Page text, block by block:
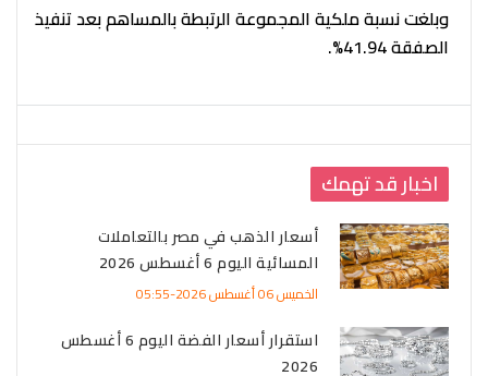
وبلغت نسبة ملكية المجموعة الرتبطة بالمساهم بعد تنفيذ
الصفقة 41.94%.
اخبار قد تهمك
أسعار الذهب في مصر بالتعاملات
المسائية اليوم 6 أغسطس 2026
الخميس 06 أغسطس 2026-05:55
استقرار أسعار الفضة اليوم 6 أغسطس
2026